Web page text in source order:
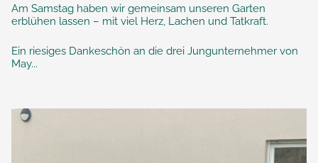
Am Samstag haben wir gemeinsam unseren Garten
erblühen lassen – mit viel Herz, Lachen und Tatkraft.
Ein riesiges Dankeschön an die drei Jungunternehmer von
May...